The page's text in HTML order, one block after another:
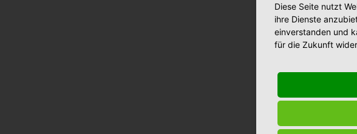
Diese Seite nutzt
ihre Dienste
einverstanden und
für die Zukunft